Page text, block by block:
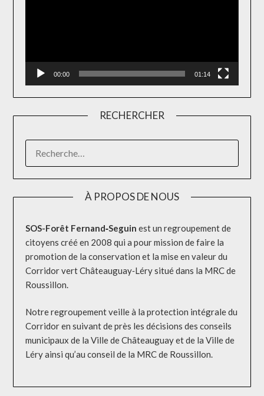
00:00 01:14
RECHERCHER
À PROPOS DE NOUS
SOS-Forêt Fernand‐Seguin est un regroupement de
citoyens créé en 2008 qui a pour mission de faire la
promotion de la conservation et la mise en valeur du
Corridor vert Châteauguay‐Léry situé dans la MRC de
Roussillon.
Notre regroupement veille à la protection intégrale du
Corridor en suivant de près les décisions des conseils
municipaux de la Ville de Châteauguay et de la Ville de
Léry ainsi qu’au conseil de la MRC de Roussillon.